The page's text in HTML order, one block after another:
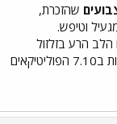
שהזכרת,
הלב הרע בזלזול
שלהם אחראיים לרצח התצפיתניות ב7.10 הפוליטיקאים